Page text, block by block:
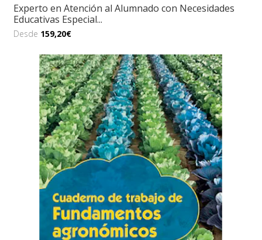
Experto en Atención al Alumnado con Necesidades
Educativas Especial...
Desde 159,20€